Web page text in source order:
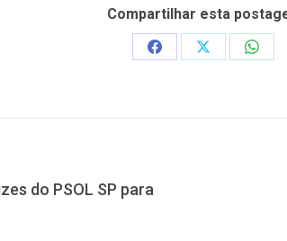
Compartilhar esta
Share
Share
Share
do PSOL SP para